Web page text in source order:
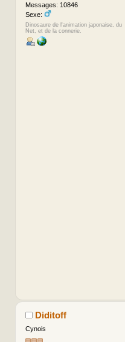
Messages: 10846
Sexe:
Dinosaure de l'animation japonaise, du
Net, et de la connerie.
Diditoff
Cynois